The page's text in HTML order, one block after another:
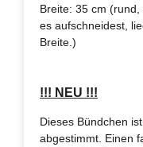
Breite: 35 cm
es aufschneidest,
Breite.)
!!! NEU !!!
Dieses Bündchen
abgestimmt. Einen